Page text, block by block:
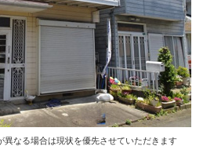
なる場合は現状を優先させていただきます